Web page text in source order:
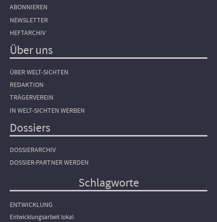
ABONNIEREN
NEWSLETTER
HEFTARCHIV
Über uns
ÜBER WELT-SICHTEN
REDAKTION
TRÄGERVEREIN
IN WELT-SICHTEN WERBEN
Dossiers
DOSSIERARCHIV
DOSSIER-PARTNER WERDEN
Schlagworte
ENTWICKLUNG
Entwicklungsarbeit lokal